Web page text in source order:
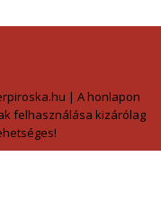
| A honlapon
felhasználása kizárólag